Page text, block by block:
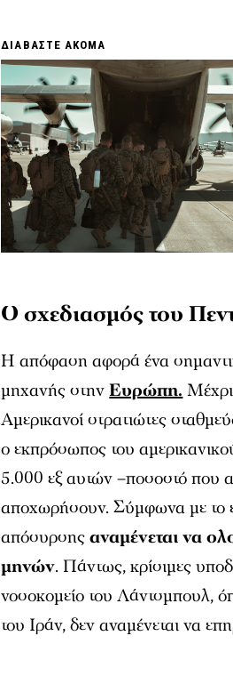
ΔΙΑΒΑΣΤΕ ΑΚΟΜΑ
Ο σχεδιασμός του
Η απόφαση αφορά ένα
μηχανής στηνΕυρώπη.
Αμερικανοί στρατιώτες
ο εκπρόσωπος του
5.000 εξ αυτών –ποσοστό που
αποχωρήσουν. Σύμφωνα με το
απόσυρσηςαναμένεται να
μηνών. Πάντως, κρίσιμες
νοσοκομείο του Λάντσμπουλ,
του Ιράν, δεν αναμένεται να